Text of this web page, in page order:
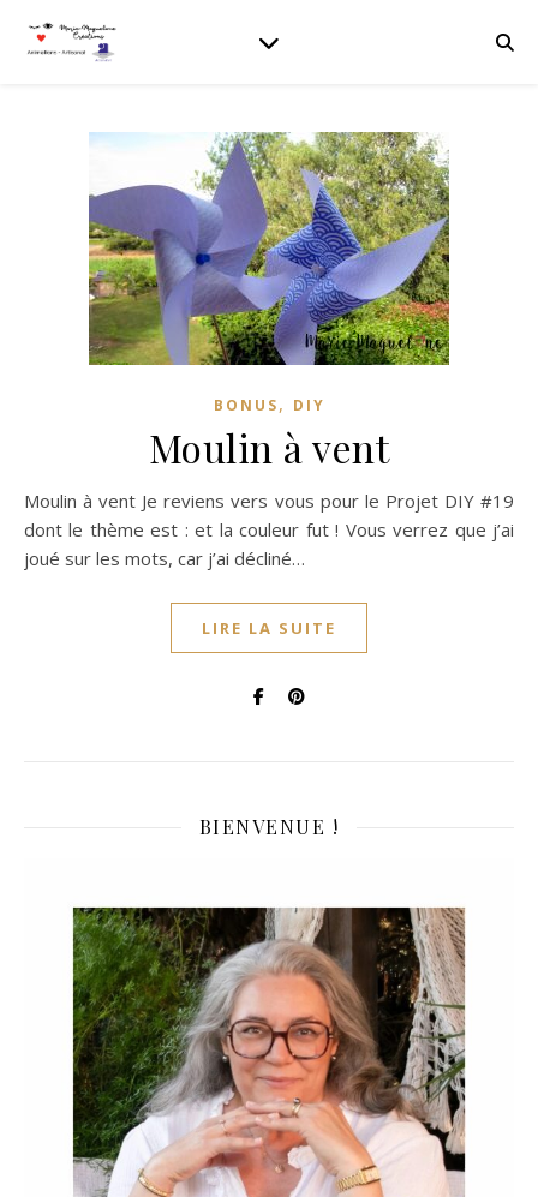
BONUS, DIY
Moulin à vent
Moulin à vent Je reviens vers vous pour le Projet DIY #19
dont le thème est : et la couleur fut ! Vous verrez que j’ai
joué sur les mots, car j’ai décliné…
LIRE LA SUITE
BIENVENUE !